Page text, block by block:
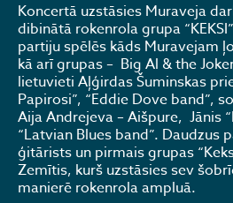
Koncertā uzstāsies Muraveja
dibinātā rokenrola grupa
partiju spēlēs kāds Muravejam
kā arī grupas – Big Al & the
lietuvieti Aļģirdas Šuminskas
Papirosi”, “Eddie Dove band”,
Aija Andrejeva – Aišpure, Jānis
“Latvian Blues band”. Daudzus
ģitārists un pirmais grupas
Zemītis, kurš uzstāsies sev
manierē rokenrola ampluā.